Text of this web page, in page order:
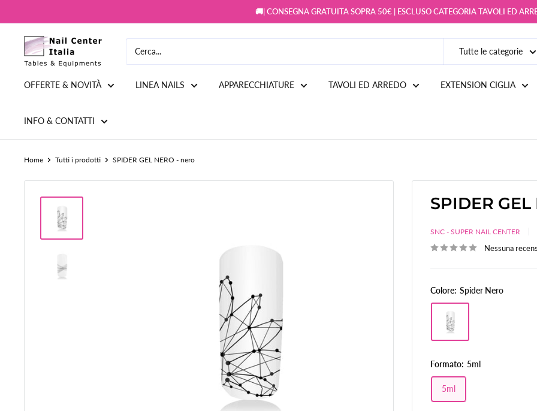
al
contenuto
🚚| CONSEGNA GRATUITA SOPRA 50€ | ESCLUSO CATEGORIA TAVOLI ED
Snc
Nail
Tutte le categorie
OFFERTE & NOVITÀ LINEA NAILS APPARECCHIATURE TAVOLI ED ARREDO EXTENSION CIGLIA
INFO & CONTATTI
Home Tutti i prodotti SPIDER GEL NERO - nero
SPIDER
SNC - SUPER NAIL CENTER
Nessuna
Colore: Spider Nero
Formato: 5ml
5ml